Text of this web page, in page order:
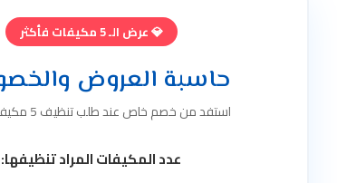
💎 عرض الـ 5 مكيفات فأكثر
حاسبة العروض
استفد من خصم خاص عند طلب تنظيف 5 مكيفات أو أكثر
عدد المكيفات المراد تنظيفها: